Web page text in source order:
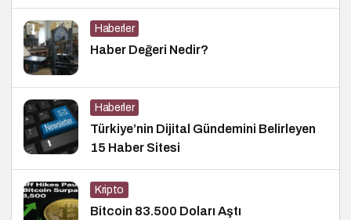
Haberler
Haber Değeri Nedir?
Haberler
Türkiye’nin Dijital Gündemini Belirleyen
15 Haber Sitesi
Kripto
Bitcoin 83.500 Doları Aştı